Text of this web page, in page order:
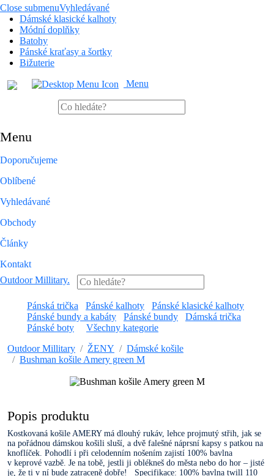
Close submenuVyhledávané
Dámské klasické kalhoty
Módní doplňky
Batohy
Pánské kraťasy a šortky
Bižuterie
Menu
Menu
Doporučujeme
Oblíbené
Vyhledávané
Obchody
Články
Kontakt
Outdoor Millitary.
Pánská trička Pánské kalhoty
Pánské klasické kalhoty
Pánské bundy a kabáty
Pánské bundy
Dámská trička
Pánské boty
Všechny kategorie
Outdoor Millitary
ŽENY
Dámské košile
Bushman košile Amery green M
Popis produktu
Kostkovaná košile AMERY má dlouhý rukáv, lehce projmutý střih, jak se
na pořádnou dámskou košili sluší, a dvě falešné náprsní kapsy s patkou na
knoflíček. Pohodlí i při celodenním nošením zajistí 100% bavlna
v keprové vazbě. Je na tobě, jestli ji oblékneš do města nebo do hor – jisté
je, že ti v ní bude zatraceně dobře! Specifikace: 100% bavlna twill 110